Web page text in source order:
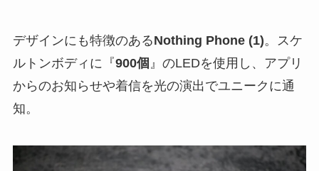
デザインにも特徴のあるNothing Phone (1)。スケ
ルトンボディに『900個 』のLEDを使用し、アプリ
からのお知らせや着信を光の演出でユニークに通
知。